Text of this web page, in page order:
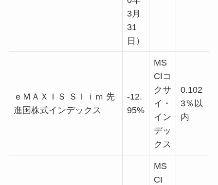
3月
31
日）
ｅＭＡＸＩＳ Ｓｌｉｍ 先
進国株式インデックス
-12.
95%
MS
CIコ
クサ
イ・
イン
デッ
クス
0.102
3％以
内
MS
CI